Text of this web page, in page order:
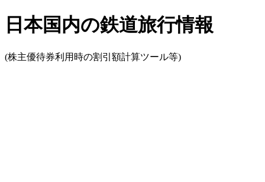
日本国内の鉄道旅行情報
(株主優待券利用時の割引額計算ツール等)